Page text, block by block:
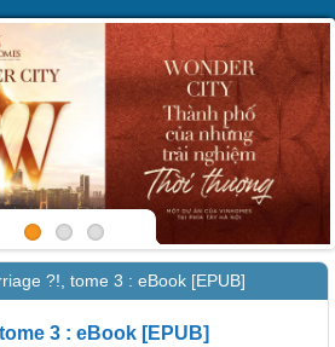
?!, tome 3 : eBook [EPUB]
3 : eBook [EPUB]